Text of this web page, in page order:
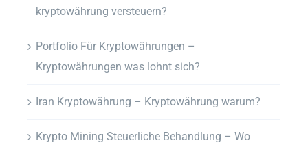
kryptowährung versteuern?
Portfolio Für Kryptowährungen –
Kryptowährungen was lohnt sich?
Iran Kryptowährung – Kryptowährung warum?
Krypto Mining Steuerliche Behandlung – Wo